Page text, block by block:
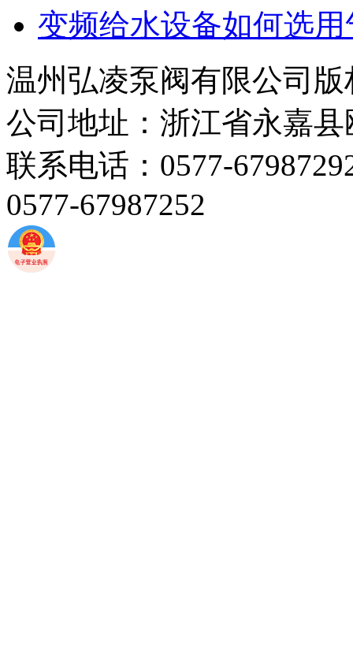
变频给水设备如何选
温州弘凌泵阀有限公司
公司地址：浙江省永嘉
联系电话：0577-
0577-67987252